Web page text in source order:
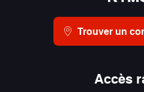
Trouver un
Accès